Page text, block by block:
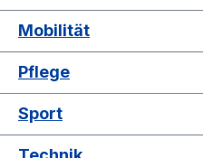
Mobilität
Pflege
Sport